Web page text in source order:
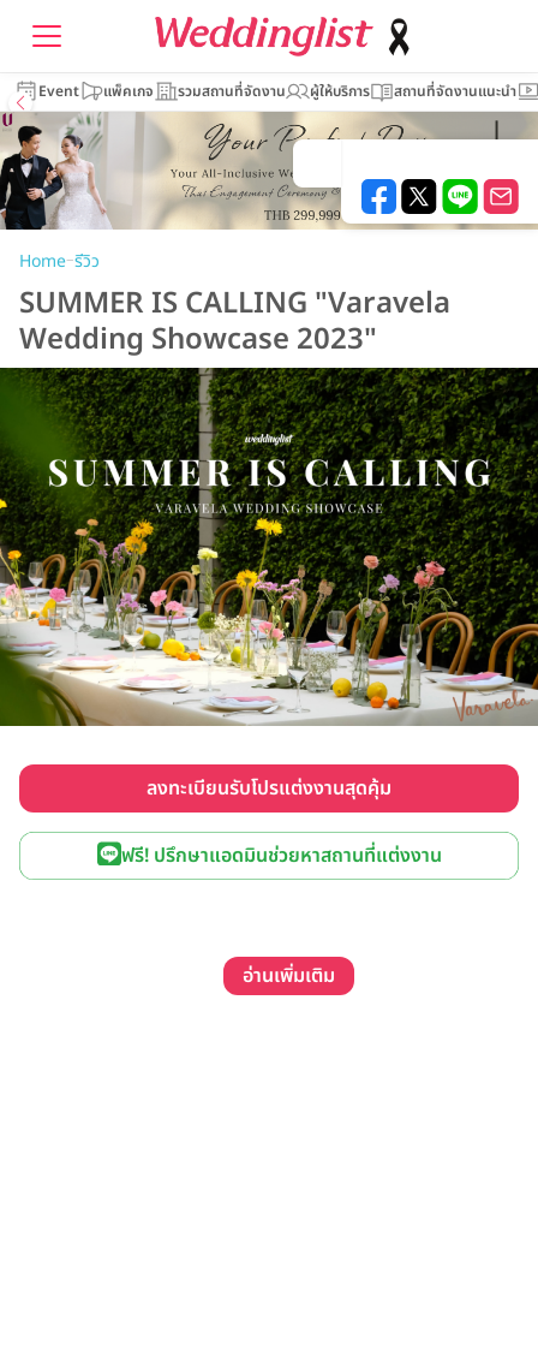
Event แพ็คเกจ รวมสถานที่จัดงาน ผู้ให้บริการ สถานที่จัดงานแนะนำ
Home–รีวิว
SUMMER IS CALLING "Varavela
Wedding Showcase 2023"
ลงทะเบียนรับโปรแต่งงานสุดคุ้ม
ฟรี! ปรึกษาแอดมินช่วยหาสถานที่แต่งงาน
อ่านเพิ่มเติม